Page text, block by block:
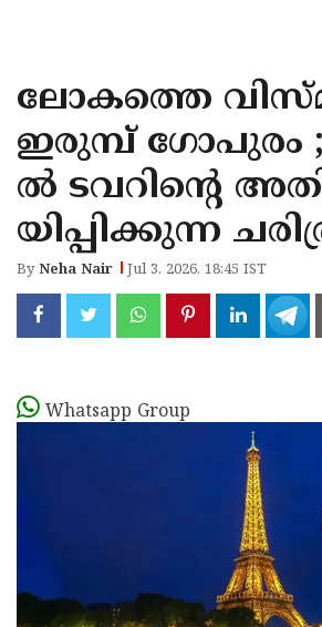
KANNUR
KASARAGOD
ലോകത്തെ
ഇരുമ്പ്
ൽ ടവറിന്റെ
യിപ്പിക്കുന്ന
ByNeha Nair Jul 3, 2026, 18:45 IST
Whatsapp Group